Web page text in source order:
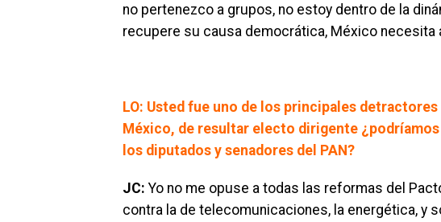
no pertenezco a grupos, no estoy dentro de la
recupere su causa democrática, México necesita
LO: Usted fue uno de los principales
México, de resultar electo dirigente
los diputados y senadores del PAN?
JC:Yo no me opuse a todas las reformas del
contra la de telecomunicaciones, la energética, y